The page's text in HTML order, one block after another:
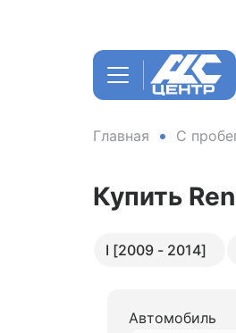
Главная С
Купить
I [2009 - 2014]
Автомобиль